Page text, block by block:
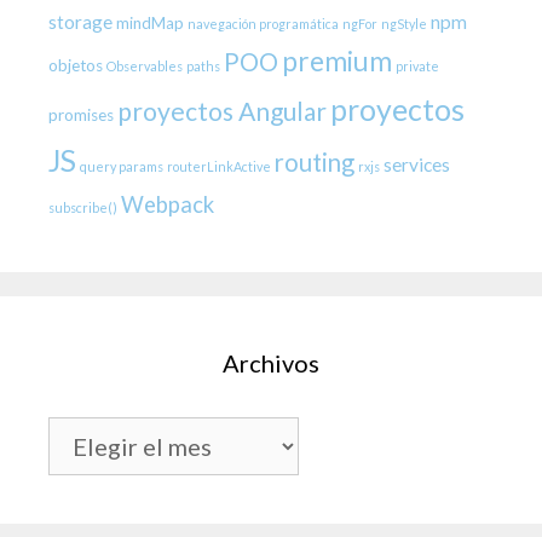
storagemindMap navegación programática ngFor ngStyle npm
objetos Observables paths POO premium private
promises proyectos Angular proyectos
JS query params routerLinkActive routing rxjs services
subscribe() Webpack
Archivos
Archivos